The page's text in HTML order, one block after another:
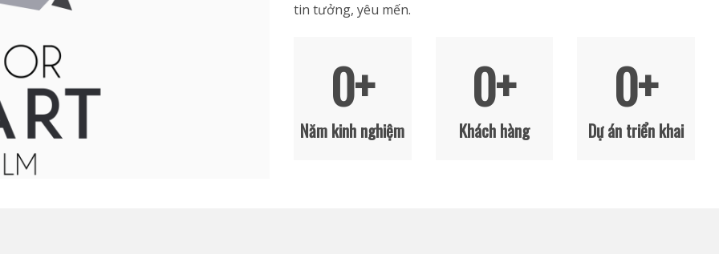
tin tưởng, yêu mến.
0+
Năm kinh nghiệm
0+
Khách hàng
0+
Dự án triển khai